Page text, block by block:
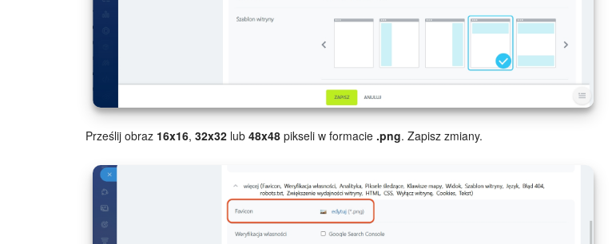
Prześlij obraz 16x16, 32x32 lub 48x48 pikseli w formacie .png. Zapisz zmiany.